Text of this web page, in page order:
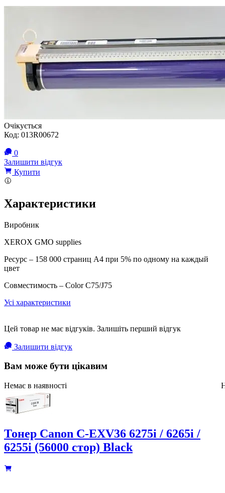
Очікується
Код: 013R00672
0
Залишити відгук
Купити
Характеристики
Виробник
XEROX GMO supplies
Ресурс – 158 000 страниц А4 при 5% по одному на каждый
цвет
Совместимость – Color C75/J75
Усі характеристики
Цей товар не має відгуків. Залишіть перший відгук
Залишити відгук
Вам може бути цікавим
Немає в наявності
Тонер Canon C-EXV36 6275i / 6265i /
6255i (56000 стор) Black